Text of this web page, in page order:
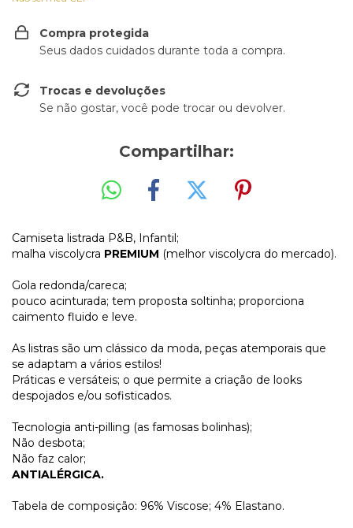
Compra protegida
Seus dados cuidados durante toda a compra.
Trocas e devoluções
Se não gostar, você pode trocar ou devolver.
Compartilhar:
Camiseta listrada P&B, Infantil;
malha viscolycra PREMIUM (melhor viscolycra do mercado).
Gola redonda/careca;
pouco acinturada; tem proposta soltinha; proporciona
caimento fluido e leve.
As listras são um clássico da moda, peças atemporais que
se adaptam a vários estilos!
Práticas e versáteis; o que permite a criação de looks
despojados e/ou sofisticados.
Tecnologia anti-pilling (as famosas bolinhas);
Não desbota;
Não faz calor;
ANTIALÉRGICA.
Tabela de composição: 96% Viscose; 4% Elastano.